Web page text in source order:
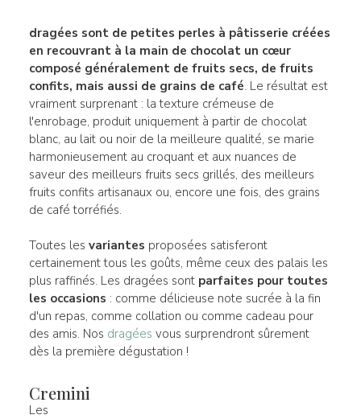
dragées sont de petites perles à pâtisserie créées
en recouvrant à la main de chocolatun cœur
composé généralement de fruits secs, de fruits
confits, mais aussi de grains de café. Le résultat est
vraiment surprenant : la texture crémeuse de
l'enrobage, produit uniquement à partir de chocolat
blanc, au lait ou noir de la meilleure qualité, se marie
harmonieusement au croquant et aux nuances de
saveur des meilleurs fruits secs grillés, des meilleurs
fruits confits artisanaux ou, encore une fois, des grains
de café torréfiés.
Toutes les variantes proposées satisferont
certainement tous les goûts, même ceux des palais les
plus raffinés. Les dragées sont parfaites pour toutes
les occasions : comme délicieuse note sucrée à la fin
d'un repas, comme collation ou comme cadeau pour
des amis. Nos dragées vous surprendront sûrement
dès la première dégustation !
Cremini
Les